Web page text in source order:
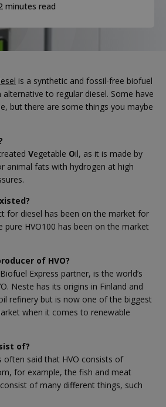
minutes read
is a synthetic and fossil-free biofuel
to regular diesel. Some have
but there are some things you maybe
Vegetable Oil, as it is made by
animal fats with hydrogen at high
for diesel has been on the market for
pure HVO100 has been on the market
of HVO?
Express partner, is the world’s
Neste has its origins in Finland and
refinery but is now one of the biggest
when it comes to renewable
of?
often said that HVO consists of
for example, the fish and meat
of many different things, such